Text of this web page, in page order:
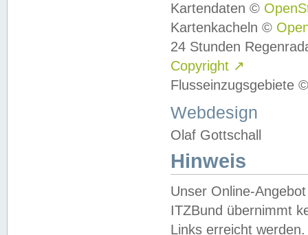
Kartendaten ©
Kartenkacheln ©
24 Stunden
Copyright ↗
Flusseinzugsgebiete
Webdesign
Olaf Gottschall
Hinweis
Unser Online-
ITZBund übernimmt
Links erreicht